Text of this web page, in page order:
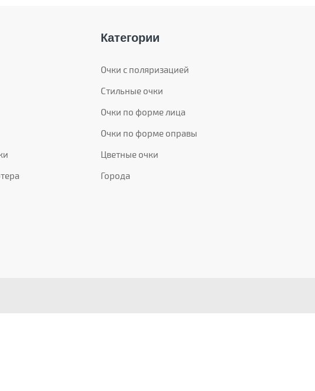
Категории
Очки с поляризацией
Стильные очки
Очки по форме лица
Очки по форме оправы
Цветные очки
Города